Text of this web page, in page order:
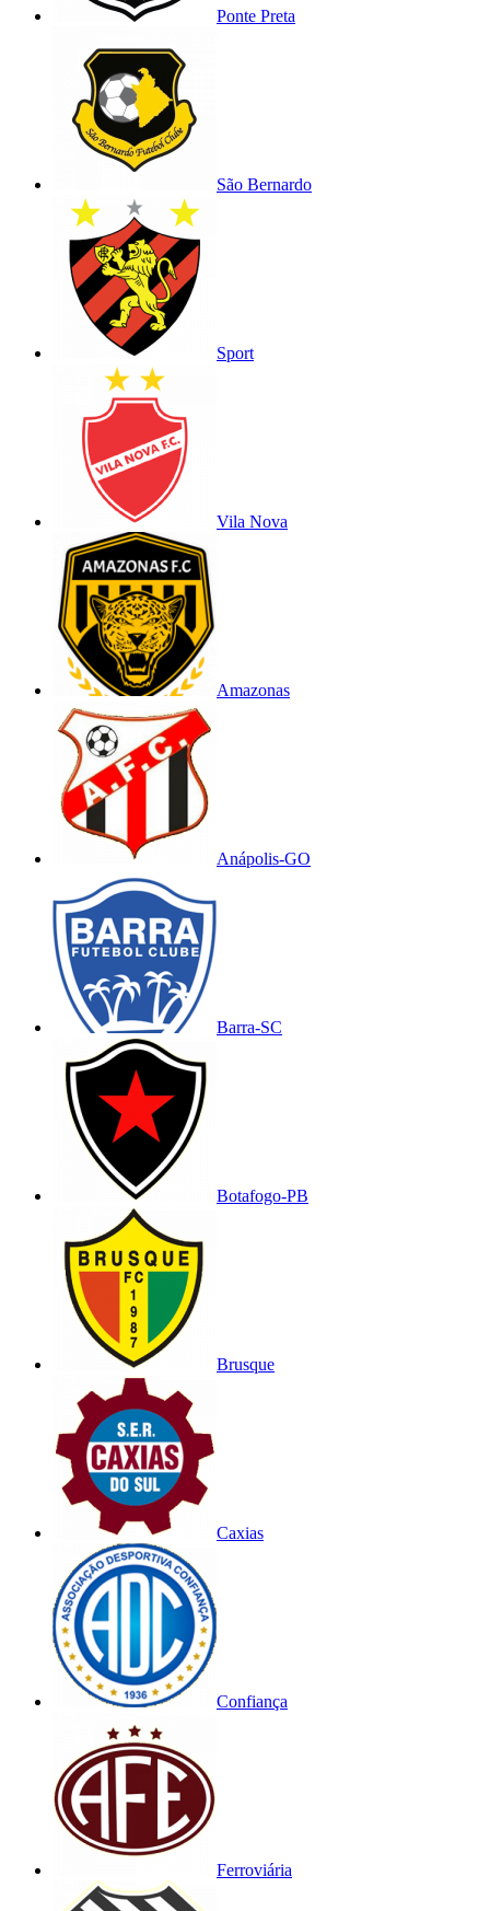
Ponte Preta
São Bernardo
Sport
Vila Nova
Amazonas
Anápolis-GO
Barra-SC
Botafogo-PB
Brusque
Caxias
Confiança
Ferroviária